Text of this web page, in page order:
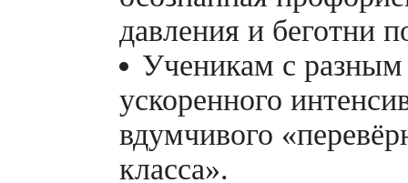
давления и беготни
Ученикам с
ускоренного
вдумчивого
класса».